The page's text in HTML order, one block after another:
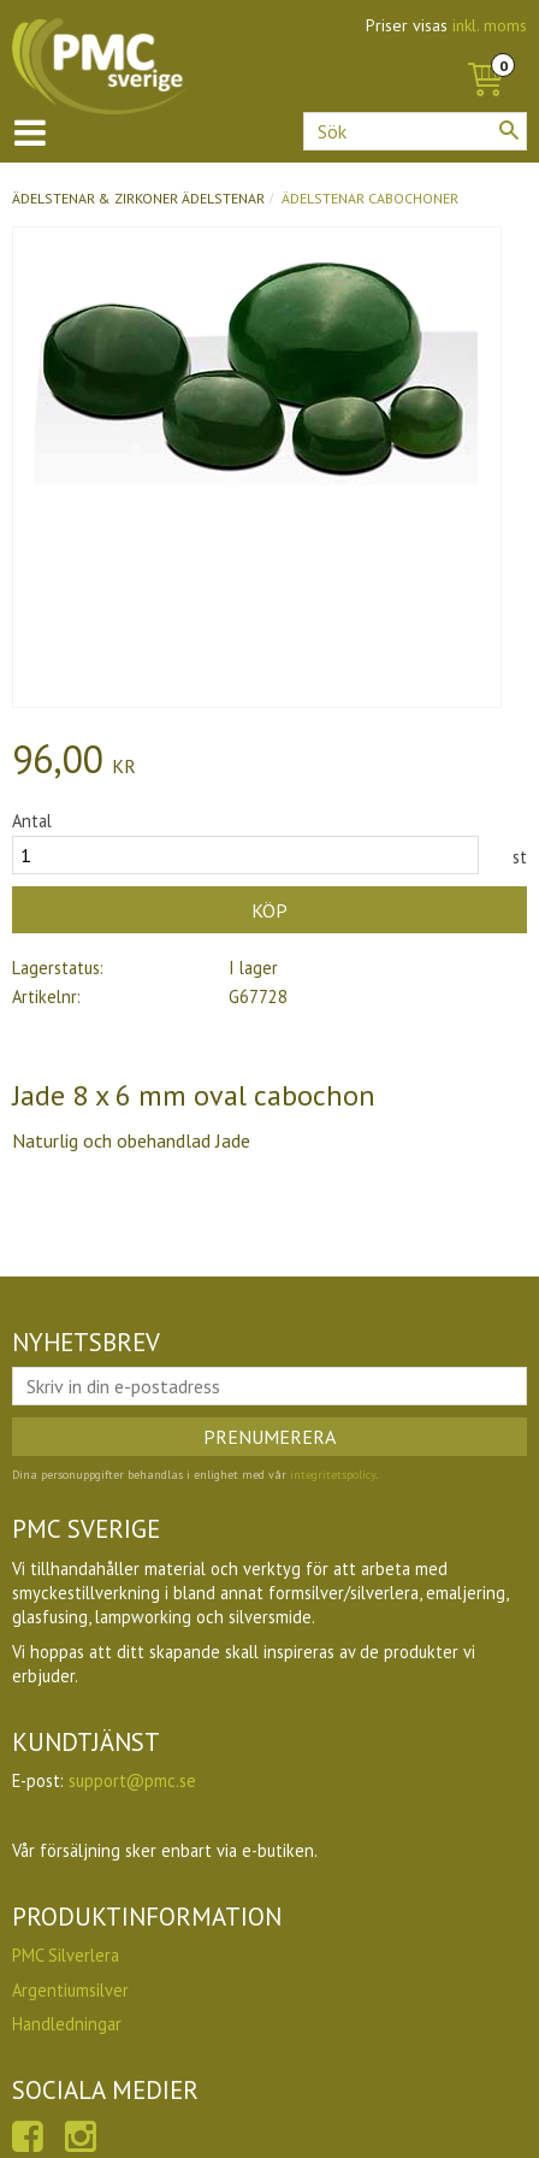
Priser visas inkl. moms
ÄDELSTENAR & ZIRKONER ÄDELSTENAR ÄDELSTENAR CABOCHONER
96,00 KR
Antal
st
KÖP
Lagerstatus
I lager
Artikelnr
G67728
Jade 8 x 6 mm oval cabochon
Naturlig och obehandlad Jade
NYHETSBREV
PRENUMERERA
Dina personuppgifter behandlas i enlighet med vår integritetspolicy.
PMC SVERIGE
Vi tillhandahåller material och verktyg för att arbeta med
smyckestillverkning i bland annat formsilver/silverlera, emaljering,
glasfusing, lampworking och silversmide.
Vi hoppas att ditt skapande skall inspireras av de produkter vi
erbjuder.
KUNDTJÄNST
E-post: support@pmc.se
Vår försäljning sker enbart via e-butiken.
PRODUKTINFORMATION
PMC Silverlera
Argentiumsilver
Handledningar
SOCIALA MEDIER